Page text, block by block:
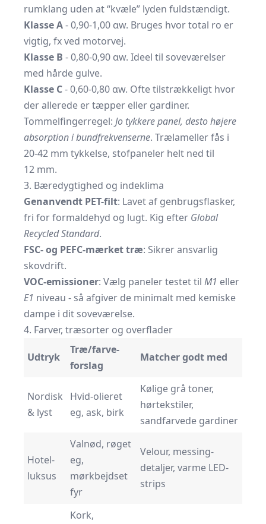
rumklang uden at “kvæle” lyden fuldstændigt.
Klasse A- 0,90-1,00 αw. Bruges hvor total ro er
vigtig, fx ved motorvej.
Klasse B - 0,80-0,90 αw. Ideel til soveværelser
med hårde gulve.
Klasse C- 0,60-0,80 αw. Ofte tilstrækkeligt hvor
der allerede er tæpper eller gardiner.
Tommelfingerregel: Jo tykkere panel, desto højere
absorption i bundfrekvenserne. Trælameller fås i
20-42 mm tykkelse, stofpaneler helt ned til
12 mm.
3. Bæredygtighed og indeklima
Genanvendt PET-filt: Lavet af genbrugsflasker,
fri for formaldehyd og lugt. Kig efter Global
Recycled Standard.
FSC- og PEFC-mærket træ: Sikrer ansvarlig
skovdrift.
VOC-emissioner: Vælg paneler testet til M1 eller
E1 niveau - så afgiver de minimalt med kemiske
dampe i dit soveværelse.
4. Farver, træsorter og overflader
Udtryk
Træ/farve-
forslag
Matcher godt med
Nordisk
& lyst
Hvid-olieret
eg, ask, birk
Kølige grå toner,
hørtekstiler,
sandfarvede gardiner
Hotel-
luksus
Valnød, røget
eg,
mørkbejdset
fyr
Velour, messing-
detaljer, varme LED-
strips
Kork,